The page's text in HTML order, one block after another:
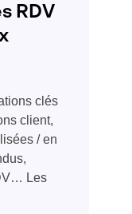
RDV
clés
client,
/ en
Les